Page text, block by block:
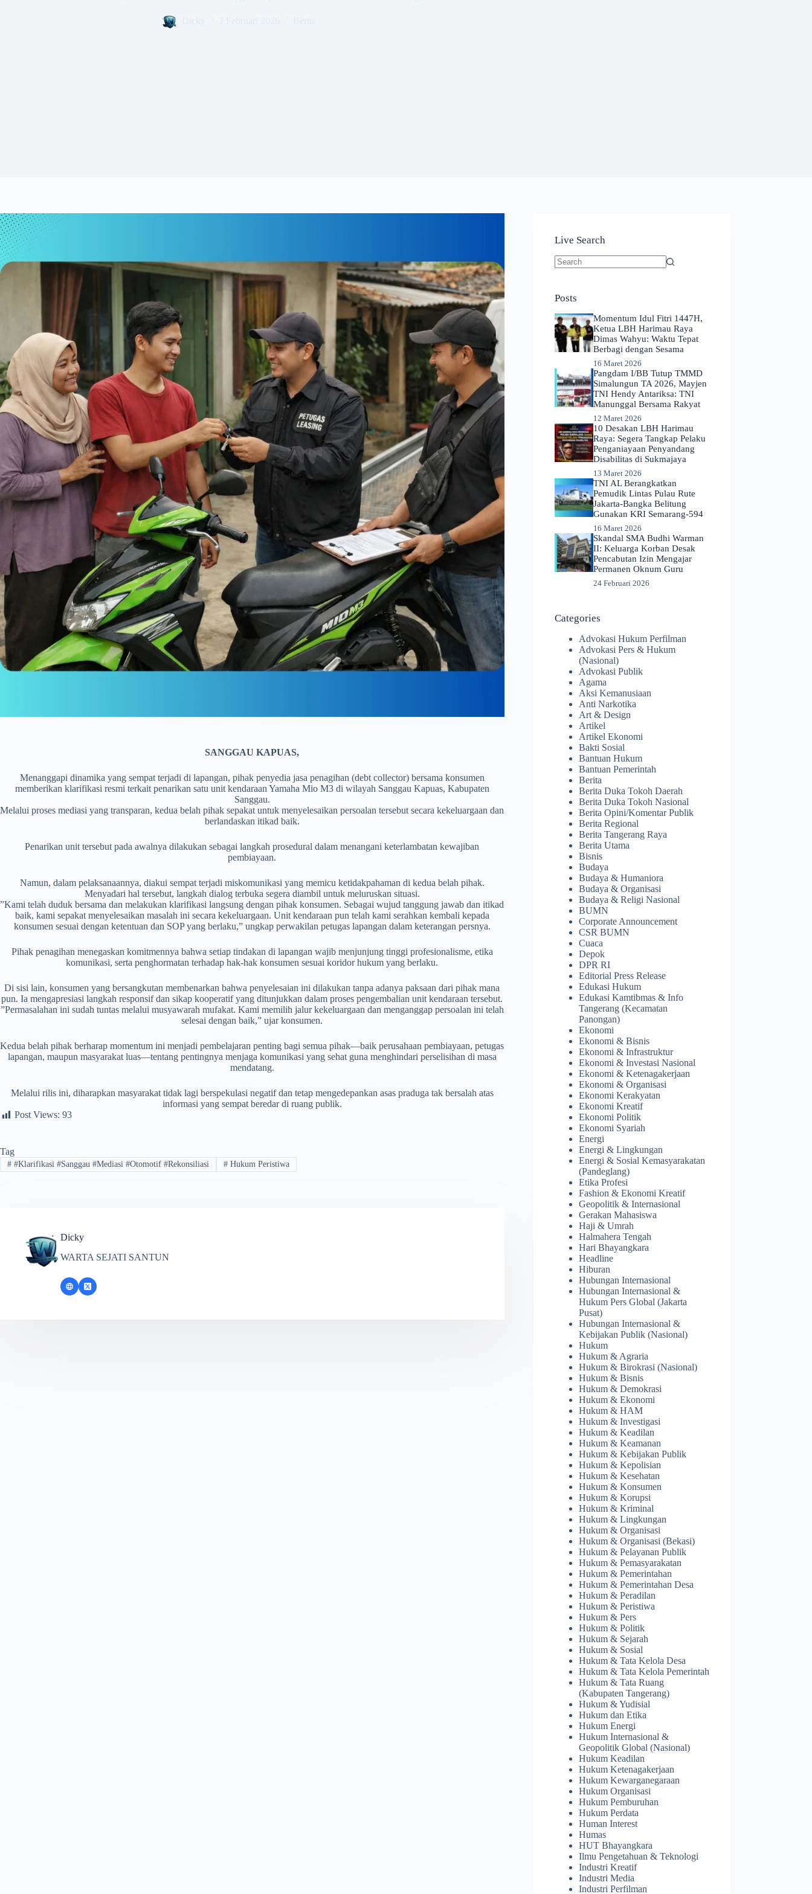
SANGGAU KAPUAS,
Menanggapi dinamika yang sempat terjadi di lapangan, pihak penyedia jasa penagihan (debt collector) bersama konsumen
memberikan klarifikasi resmi terkait penarikan satu unit kendaraan Yamaha Mio M3 di wilayah Sanggau Kapuas, Kabupaten
Sanggau.
Melalui proses mediasi yang transparan, kedua belah pihak sepakat untuk menyelesaikan persoalan tersebut secara kekeluargaan dan
berlandaskan itikad baik.
​Penarikan unit tersebut pada awalnya dilakukan sebagai langkah prosedural dalam menangani keterlambatan kewajiban
pembiayaan.
Namun, dalam pelaksanaannya, diakui sempat terjadi miskomunikasi yang memicu ketidakpahaman di kedua belah pihak.
Menyadari hal tersebut, langkah dialog terbuka segera diambil untuk meluruskan situasi.
​”Kami telah duduk bersama dan melakukan klarifikasi langsung dengan pihak konsumen. Sebagai wujud tanggung jawab dan itikad
baik, kami sepakat menyelesaikan masalah ini secara kekeluargaan. Unit kendaraan pun telah kami serahkan kembali kepada
konsumen sesuai dengan ketentuan dan SOP yang berlaku,” ungkap perwakilan petugas lapangan dalam keterangan persnya.
Pihak penagihan menegaskan komitmennya bahwa setiap tindakan di lapangan wajib menjunjung tinggi profesionalisme, etika
komunikasi, serta penghormatan terhadap hak-hak konsumen sesuai koridor hukum yang berlaku.
​Di sisi lain, konsumen yang bersangkutan membenarkan bahwa penyelesaian ini dilakukan tanpa adanya paksaan dari pihak mana
pun. Ia mengapresiasi langkah responsif dan sikap kooperatif yang ditunjukkan dalam proses pengembalian unit kendaraan tersebut.
​”Permasalahan ini sudah tuntas melalui musyawarah mufakat. Kami memilih jalur kekeluargaan dan menganggap persoalan ini telah
selesai dengan baik,” ujar konsumen.
​Kedua belah pihak berharap momentum ini menjadi pembelajaran penting bagi semua pihak—baik perusahaan pembiayaan, petugas
lapangan, maupun masyarakat luas—tentang pentingnya menjaga komunikasi yang sehat guna menghindari perselisihan di masa
mendatang.
​Melalui rilis ini, diharapkan masyarakat tidak lagi berspekulasi negatif dan tetap mengedepankan asas praduga tak bersalah atas
informasi yang sempat beredar di ruang publik.
Post Views: 93
Tag
#​#Klarifikasi #Sanggau #Mediasi #Otomotif #Rekonsiliasi #Hukum Peristiwa
Dicky
WARTA SEJATI SANTUN
Live Search
Posts
Momentum Idul Fitri 1447H,
Ketua LBH Harimau Raya
Dimas Wahyu: Waktu Tepat
Berbagi dengan Sesama
16 Maret 2026
Pangdam I/BB Tutup TMMD
Simalungun TA 2026, Mayjen
TNI Hendy Antariksa: TNI
Manunggal Bersama Rakyat
12 Maret 2026
​10 Desakan LBH Harimau
Raya: Segera Tangkap Pelaku
Penganiayaan Penyandang
Disabilitas di Sukmajaya
13 Maret 2026
TNI AL Berangkatkan
Pemudik Lintas Pulau Rute
Jakarta-Bangka Belitung
Gunakan KRI Semarang-594
16 Maret 2026
Skandal SMA Budhi Warman
II: Keluarga Korban Desak
Pencabutan Izin Mengajar
Permanen Oknum Guru
24 Februari 2026
Categories
Advokasi Hukum Perfilman
Advokasi Pers & Hukum
(Nasional)
Advokasi Publik
Agama
Aksi Kemanusiaan
Anti Narkotika
Art & Design
Artikel
Artikel Ekonomi
Bakti Sosial
Bantuan Hukum
Bantuan Pemerintah
Berita
Berita Duka Tokoh Daerah
Berita Duka Tokoh Nasional
Berita Opini/Komentar Publik
Berita Regional
Berita Tangerang Raya
Berita Utama
Bisnis
Budaya
Budaya & Humaniora
Budaya & Organisasi
Budaya & Religi Nasional
BUMN
Corporate Announcement
CSR BUMN
Cuaca
Depok
DPR RI
Editorial Press Release
Edukasi Hukum
Edukasi Kamtibmas & Info
Tangerang (Kecamatan
Panongan)
Ekonomi
Ekonomi & Bisnis
Ekonomi & Infrastruktur
Ekonomi & Investasi Nasional
Ekonomi & Ketenagakerjaan
Ekonomi & Organisasi
Ekonomi Kerakyatan
Ekonomi Kreatif
Ekonomi Politik
Ekonomi Syariah
Energi
Energi & Lingkungan
Energi & Sosial Kemasyarakatan
(Pandeglang)
Etika Profesi
Fashion & Ekonomi Kreatif
Geopolitik & Internasional
Gerakan Mahasiswa
Haji & Umrah
Halmahera Tengah
Hari Bhayangkara
Headline
Hiburan
Hubungan Internasional
Hubungan Internasional &
Hukum Pers Global (Jakarta
Pusat)
Hubungan Internasional &
Kebijakan Publik (Nasional)
Hukum
Hukum & Agraria
Hukum & Birokrasi (Nasional)
Hukum & Bisnis
Hukum & Demokrasi
Hukum & Ekonomi
Hukum & HAM
Hukum & Investigasi
Hukum & Keadilan
Hukum & Keamanan
Hukum & Kebijakan Publik
Hukum & Kepolisian
Hukum & Kesehatan
Hukum & Konsumen
Hukum & Korupsi
Hukum & Kriminal
Hukum & Lingkungan
Hukum & Organisasi
Hukum & Organisasi (Bekasi)
Hukum & Pelayanan Publik
Hukum & Pemasyarakatan
Hukum & Pemerintahan
Hukum & Pemerintahan Desa
Hukum & Peradilan
Hukum & Peristiwa
Hukum & Pers
Hukum & Politik
Hukum & Sejarah
Hukum & Sosial
Hukum & Tata Kelola Desa
Hukum & Tata Kelola Pemerintah
Hukum & Tata Ruang
(Kabupaten Tangerang)
Hukum & Yudisial
Hukum dan Etika
Hukum Energi
Hukum Internasional &
Geopolitik Global (Nasional)
Hukum Keadilan
Hukum Ketenagakerjaan
Hukum Kewarganegaraan
Hukum Organisasi
Hukum Pemburuhan
Hukum Perdata
Human Interest
Humas
HUT Bhayangkara
Ilmu Pengetahuan & Teknologi
Industri Kreatif
Industri Media
Industri Perfilman